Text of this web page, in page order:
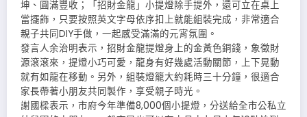
坤、圓滿豐收；「招財金龍」小提燈除手提外，還可立在桌上
當擺飾，只要按照英文字母依序扣上就能組裝完成，非常適合
親子共同DIY手做，一起感受滿滿的元宵氛圍。
發言人余治明表示，招財金龍提燈身上的金黃色銅錢，象徵財
源滾滾來，提燈小巧可愛，龍身有好幾處活動關節，上下晃動
就有如龍在移動。另外，組裝燈籠大約耗時三十分鐘，很適合
家長帶著小朋友共同製作，享受親子時光。
謝國樑表示，市府今年準備8,000個小提燈，分送給全市公私立